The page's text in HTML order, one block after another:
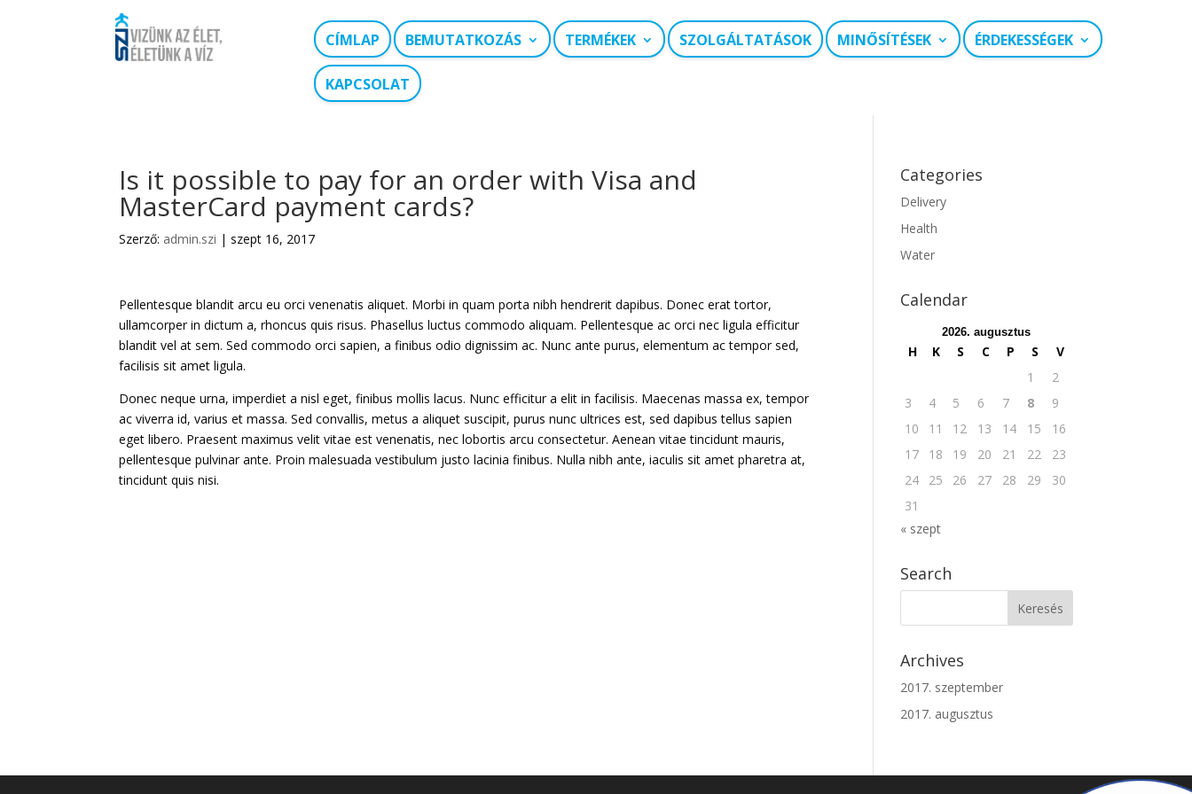
CÍMLAP BEMUTATKOZÁS TERMÉKEK SZOLGÁLTATÁSOK MINŐSÍTÉSEK ÉRDEKESSÉGEK
KAPCSOLAT
Is it possible to pay for an order with Visa and
MasterCard payment cards?
Szerző: admin.szi |szept 16, 2017
Pellentesque blandit arcu eu orci venenatis aliquet. Morbi in quam porta nibh hendrerit dapibus. Donec erat tortor,
ullamcorper in dictum a, rhoncus quis risus. Phasellus luctus commodo aliquam. Pellentesque ac orci nec ligula efficitur
blandit vel at sem. Sed commodo orci sapien, a finibus odio dignissim ac. Nunc ante purus, elementum ac tempor sed,
facilisis sit amet ligula.
Donec neque urna, imperdiet a nisl eget, finibus mollis lacus. Nunc efficitur a elit in facilisis. Maecenas massa ex, tempor
ac viverra id, varius et massa. Sed convallis, metus a aliquet suscipit, purus nunc ultrices est, sed dapibus tellus sapien
eget libero. Praesent maximus velit vitae est venenatis, nec lobortis arcu consectetur. Aenean vitae tincidunt mauris,
pellentesque pulvinar ante. Proin malesuada vestibulum justo lacinia finibus. Nulla nibh ante, iaculis sit amet pharetra at,
tincidunt quis nisi.
Categories
Delivery
Health
Water
Calendar
2026. augusztus
H K S C P S
V
1
2
3
4 5 6 7 8
9
10
11 12 13 14 15
16
17
18 19 20 21 22
23
24
25 26 27 28 29
30
31
« szept
Search
Archives
2017. szeptember
2017. augusztus